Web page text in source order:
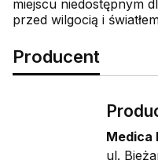
miejscu niedostępnym
przed wilgocią i
Producent
Medica
ul.